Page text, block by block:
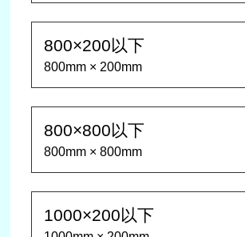
800×200以下
800mm × 200mm
800×800以下
800mm × 800mm
1000×200以下